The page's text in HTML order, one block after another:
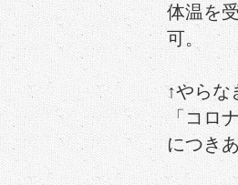
体温を
可。
↑やらな
「コロ
につき